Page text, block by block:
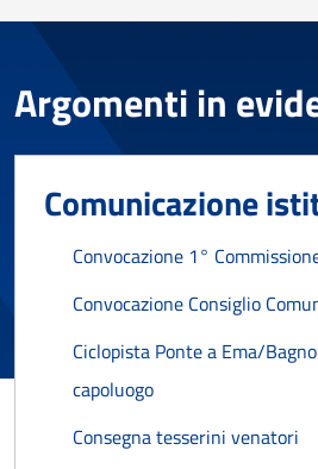
Argomenti in
Comunicazione
Convocazione 1°
Convocazione Consiglio
Ciclopista Ponte a Ema/
capoluogo
Consegna tesserini venatori